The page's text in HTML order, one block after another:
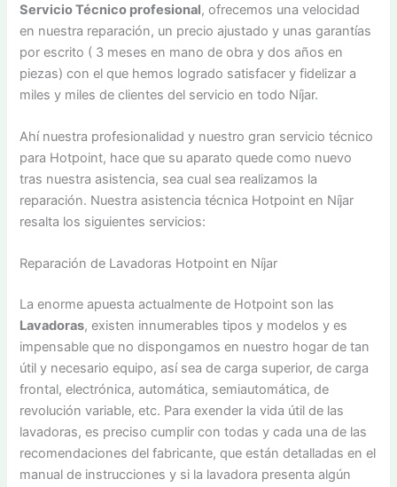
Servicio Técnico profesional, ofrecemos una velocidad
en nuestra reparación, un precio ajustado y unas garantías
por escrito ( 3 meses en mano de obra y dos años en
piezas) con el que hemos logrado satisfacer y fidelizar a
miles y miles de clientes del servicio en todo Níjar.
Ahí nuestra profesionalidad y nuestro gran servicio técnico
para Hotpoint, hace que su aparato quede como nuevo
tras nuestra asistencia, sea cual sea realizamos la
reparación. Nuestra asistencia técnica Hotpoint en Níjar
resalta los siguientes servicios:
Reparación de Lavadoras Hotpoint en Níjar
La enorme apuesta actualmente de Hotpoint son las
Lavadoras, existen innumerables tipos y modelos y es
impensable que no dispongamos en nuestro hogar de tan
útil y necesario equipo, así sea de carga superior, de carga
frontal, electrónica, automática, semiautomática, de
revolución variable, etc. Para exender la vida útil de las
lavadoras, es preciso cumplir con todas y cada una de las
recomendaciones del fabricante, que están detalladas en el
manual de instrucciones y si la lavadora presenta algún